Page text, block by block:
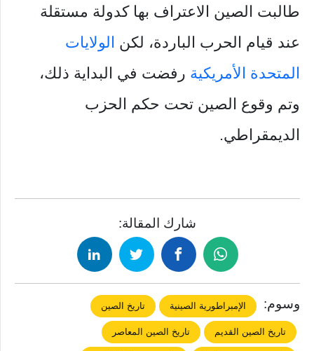
طالبت الصين الاعتراف بها كدولة مستقلة
عند قيام الحرب الباردة، لكن الولايات
المتحدة الأمريكية رفضت في البداية ذلك،
وتم وقوع الصين تحت حكم الحزب
الديمقراطي.
شارك المقالة:
وسوم: الإمبراطورية الصينية تاريخ الصين
تاريخ الصين القديم تاريخ الصين المعاصر